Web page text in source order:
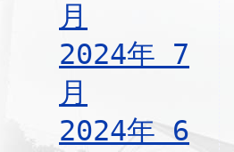
月
2024年 7
月
2024年 6